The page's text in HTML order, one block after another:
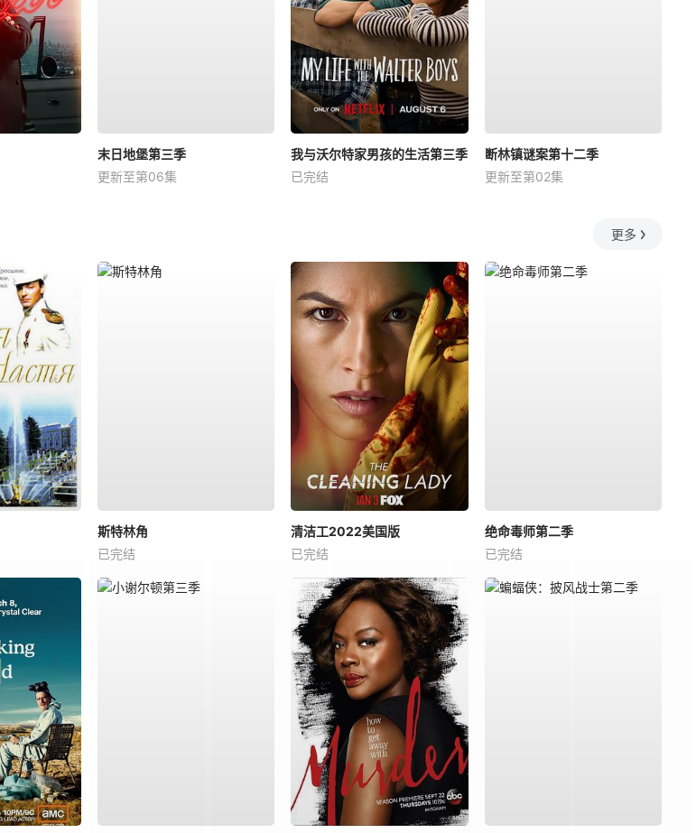
末日地堡第三季
更新至第06集
我与沃尔特家男孩的生活第三季
已完结
断林镇谜案第十二季
更新至第02集
更多
斯特林角
已完结
清洁工2022美国版
已完结
绝命毒师第二季
已完结